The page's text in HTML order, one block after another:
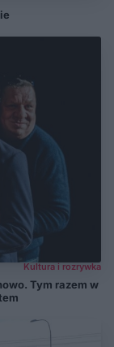
Kultura i rozrywka
Tym razem w